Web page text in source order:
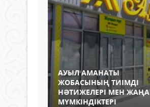
АУЫЛ АМАНАТЫ
ЖОБАСЫНЫҢ ТИІМДІ
НӘТИЖЕЛЕРІ МЕН ЖАҢА
МҮМКІНДІКТЕРІ